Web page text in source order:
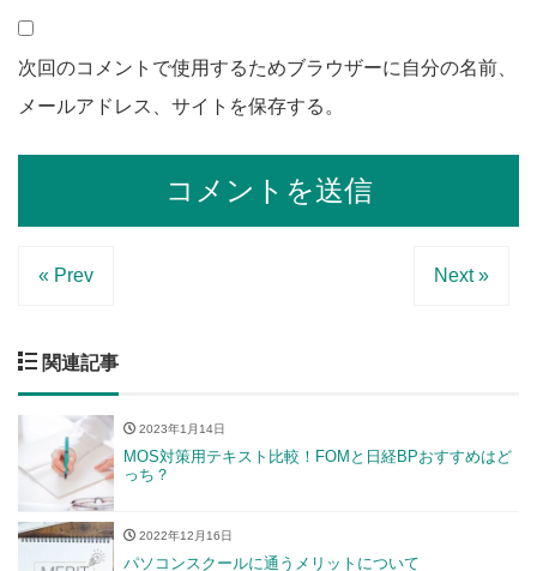
次回のコメントで使用するためブラウザーに自分の名前、
メールアドレス、サイトを保存する。
« Prev Next »
関連記事
2023年1月14日
MOS対策用テキスト比較！FOMと日経BPおすすめはど
っち？
2022年12月16日
パソコンスクールに通うメリットについて